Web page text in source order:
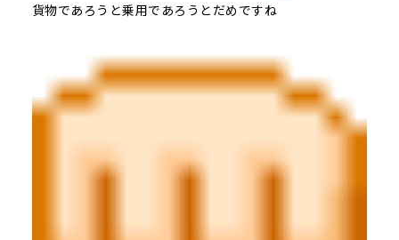
貨物であろうと乗用であろうとだめですね